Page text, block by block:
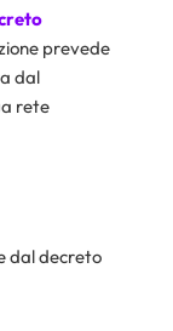
prevede
dal
rete
dal decreto